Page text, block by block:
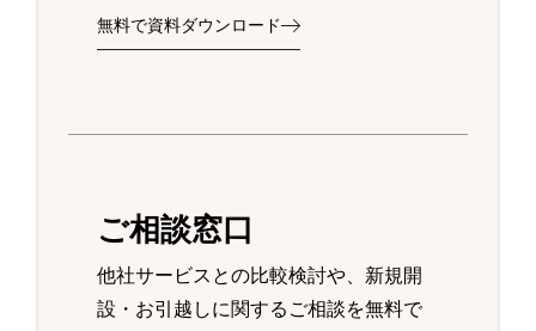
無料で資料ダウンロード
ご相談窓口
他社サービスとの比較検討や、新規開
設・お引越しに関するご相談を無料で